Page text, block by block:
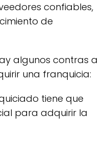
confiables,
de
algunos contras a
una franquicia:
tiene que
para adquirir la